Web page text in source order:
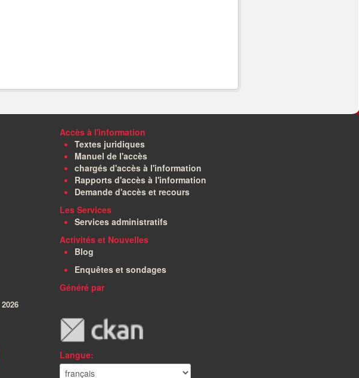
2026
Accès à l'information
Textes juridiques
Manuel de l'accès
chargés d'accès à l'information
Rapports d'accès à l'information
Demande d'accès et recours
Les Services
Services administratifs
Activités et Nouvelles
Blog
Enquêtes et sondages
Généré par
Langue